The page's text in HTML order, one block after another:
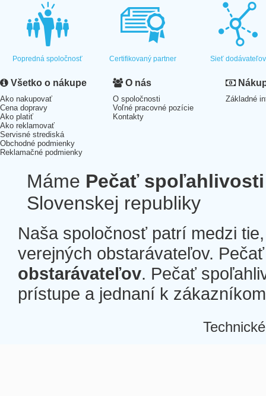
Popredná spoločnosť Certifikovaný partner Sieť dodávateľov
Všetko o nákupe
Ako nakupovať
Cena dopravy
Ako platiť
Ako reklamovať
Servisné strediská
Obchodné podmienky
Reklamačné podmienky
O nás
O spoločnosti
Voľné pracovné pozície
Kontakty
Základné
Máme Pečať spoľahlivosti
Slovenskej republiky
Naša spoločnosť patrí medzi
verejných obstarávateľov.
obstarávateľov. Pečať
prístupe a jednaní k